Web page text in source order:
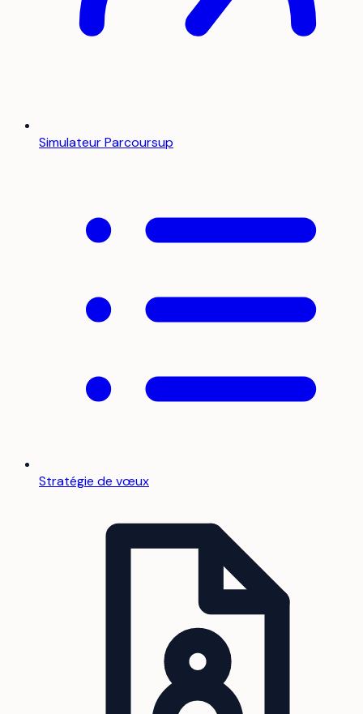
Simulateur Parcoursup
Stratégie de vœux